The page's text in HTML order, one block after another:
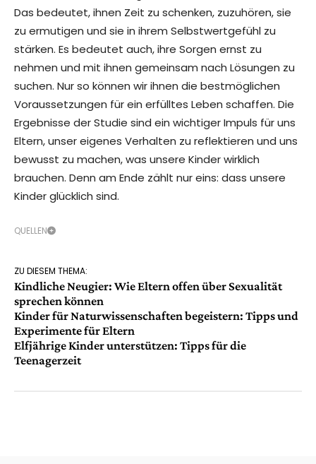
Das bedeutet, ihnen Zeit zu schenken, zuzuhören, sie
zu ermutigen und sie in ihrem Selbstwertgefühl zu
stärken. Es bedeutet auch, ihre Sorgen ernst zu
nehmen und mit ihnen gemeinsam nach Lösungen zu
suchen. Nur so können wir ihnen die bestmöglichen
Voraussetzungen für ein erfülltes Leben schaffen. Die
Ergebnisse der Studie sind ein wichtiger Impuls für uns
Eltern, unser eigenes Verhalten zu reflektieren und uns
bewusst zu machen, was unsere Kinder wirklich
brauchen. Denn am Ende zählt nur eins: dass unsere
Kinder glücklich sind.
QUELLEN
ZU DIESEM THEMA:
Kindliche Neugier: Wie Eltern offen über Sexualität
sprechen können
Kinder für Naturwissenschaften begeistern: Tipps und
Experimente für Eltern
Elfjährige Kinder unterstützen: Tipps für die
Teenagerzeit